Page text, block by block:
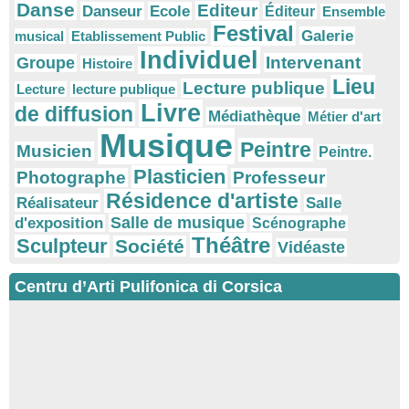
Danse Danseur Ecole Editeur Éditeur Ensemble
musical Etablissement Public Festival Galerie
Groupe Histoire Individuel Intervenant
Lecture lecture publique Lecture publique Lieu
de diffusion Livre Médiathèque Métier d'art
Musicien Musique Peintre Peintre.
Photographe Plasticien Professeur
Réalisateur Résidence d'artiste Salle
d'exposition Salle de musique Scénographe
Sculpteur Société Théâtre Vidéaste
Centru d’Arti Pulifonica di Corsica